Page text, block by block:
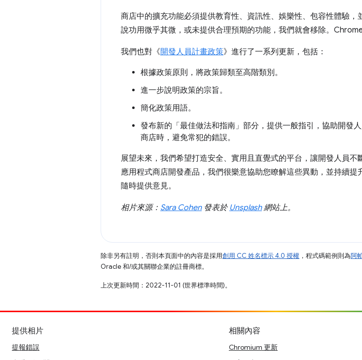
商店中的擴充功能必須提供教育性、資訊性、娛樂性、包容性體驗
說功用微乎其微，或未提供合理預期的功能，我們就會移除。
我們也對《開發人員計畫政策》進行了一系列更新，包括：
根據政策原則，將政策歸類至高階類別。
進一步說明政策的宗旨。
簡化政策用語。
發布新的「最佳做法和指南」 部分，提供一般指引，協助開發
商店時，避免常犯的錯誤。
展望未來，我們希望打造安全、實用且直覺式的平台，讓開發人員
應用程式商店開發產品，我們很樂意協助您瞭解這些異動，並持續
隨時提供意見。
相片來源： Sara Cohen發表於 Unsplash網站上。
除非另有註明，否則本頁面中的內容是採用創用 CC 姓名標示 4.0 授權 ，程式碼範例則為阿
Oracle 和/或其關聯企業的註冊商標。
上次更新時間：2022-11-01 (世界標準時間)。
提供相片
提報錯誤
相關內容
Chromium 更新